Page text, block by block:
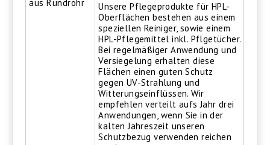
Unsere Pflegeprodukte für HPL-
Oberflächen bestehen aus einem
speziellen Reiniger, sowie einem
HPL-Pflegemittel inkl. Pflgetücher.
Bei regelmäßiger Anwendung und
Versiegelung erhalten diese
Flächen einen guten Schutz
gegen UV-Strahlung und
Witterungseinflüssen. Wir
empfehlen verteilt aufs Jahr drei
Anwendungen, wenn Sie in der
kalten Jahreszeit unseren
Schutzbezug verwenden reichen